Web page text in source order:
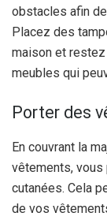
obstacles afin
Placez des
maison et
meubles qui
Porter des
En couvrant la
vêtements,
cutanées. Cela
de vos